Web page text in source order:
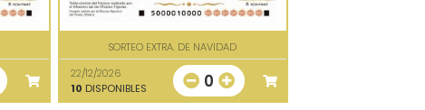
SORTEO EXTRA. DE NAVIDAD
22/12/2026
10 DISPONIBLES 0